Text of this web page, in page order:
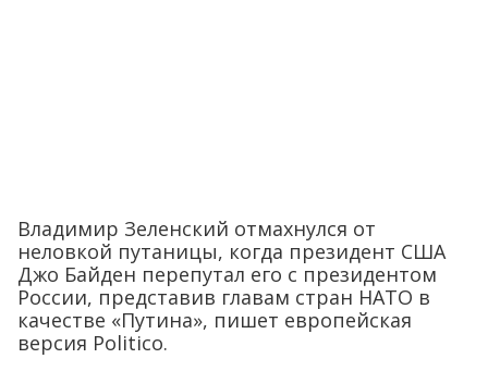
Владимир Зеленский отмахнулся от
неловкой путаницы, когда президент США
Джо Байден перепутал его с президентом
России, представив главам стран НАТО в
качестве «Путина», пишет европейская
версия Politico.